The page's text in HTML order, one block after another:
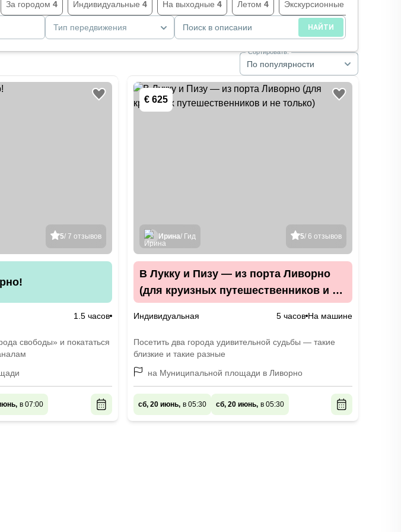
За городом 4 Индивидуальные 4 На выходные 4 Летом 4 Экскурсионные туры
Тип передвижения Поиск в описании НАЙТИ
По популярности
Сортировать:
5/ 7 отзывов
1.5 часов
свободы» и покататься
в 07:00
€ 625
5/ 6 отзывов
Ирина/ Гид
В Лукку и Пизу — из порта Ливорно
(для круизных путешественников и не
Индивидуальная 5 часов На машине
Посетить два города удивительной судьбы — такие
близкие и такие разные
на Муниципальной площади в Ливорно
сб, 20 июнь, в 05:30 сб, 20 июнь, в 05:30